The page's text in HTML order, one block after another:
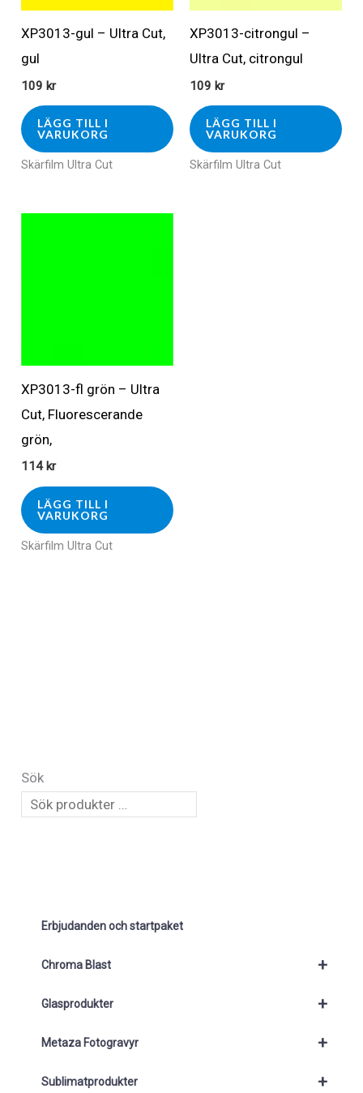
XP3013-gul – Ultra Cut,
gul
109 kr
LÄGG TILL I
VARUKORG
Skärfilm Ultra Cut
XP3013-citrongul –
Ultra Cut, citrongul
109 kr
LÄGG TILL I
VARUKORG
Skärfilm Ultra Cut
XP3013-fl grön – Ultra
Cut, Fluorescerande
grön,
114 kr
LÄGG TILL I
VARUKORG
Skärfilm Ultra Cut
Sök
Erbjudanden och startpaket
+
Chroma Blast
+
Glasprodukter
+
Metaza Fotogravyr
+
Sublimatprodukter